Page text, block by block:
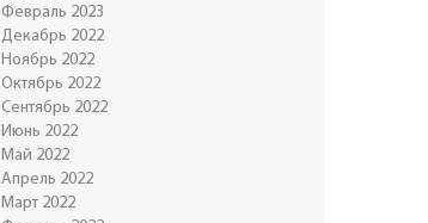
Февраль 2023
Декабрь 2022
Ноябрь 2022
Октябрь 2022
Сентябрь 2022
Июнь 2022
Май 2022
Апрель 2022
Март 2022